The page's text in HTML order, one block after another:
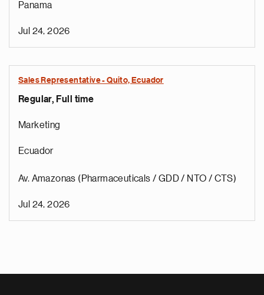
Panama
Jul 24, 2026
Sales Representative - Quito, Ecuador
Regular, Full time
Marketing
Ecuador
Av. Amazonas (Pharmaceuticals / GDD / NTO / CTS)
Jul 24, 2026